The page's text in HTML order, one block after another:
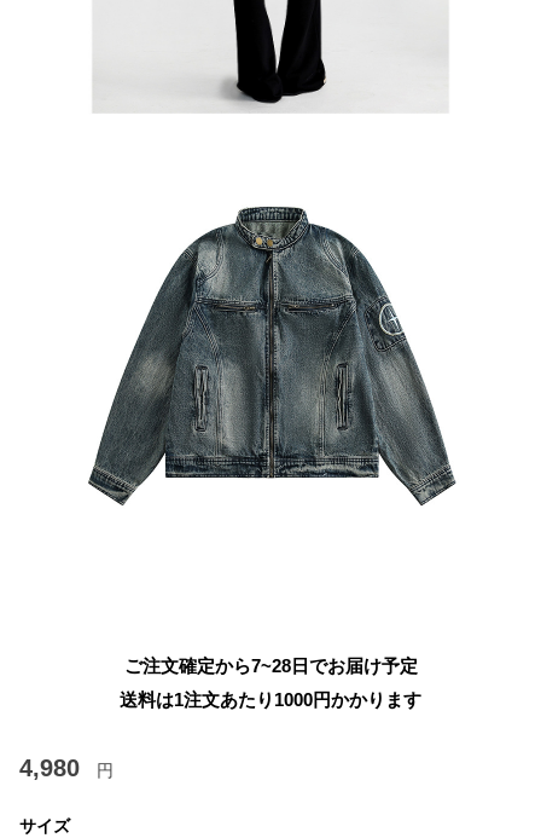
ご注文確定から7~28日でお届け予定
送料は1注文あたり 1000円かかります
4,980 円
サイズ